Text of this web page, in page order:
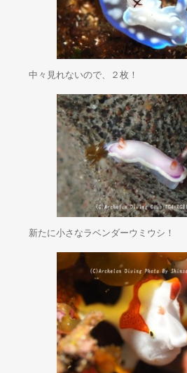
中々見れないので、２枚！
新たに小さなラベンダーウミウシ！